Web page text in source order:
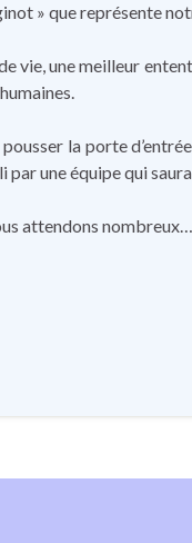
» que représente
vie, une meilleur
la porte
par une équipe qui
attendons